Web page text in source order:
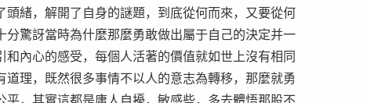
緒，解開了自身的謎題，到底從何而來，又要從何
驚訝當時為什麼那麼勇敢做出屬于自己的決定并一
內心的感受，每個人活著的價值就如世上沒有相同
理，既然很多事情不以人的意志為轉移，那麼就勇